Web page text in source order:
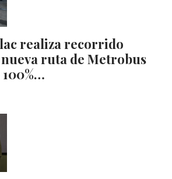
realiza recorrido
ruta de Metrobus